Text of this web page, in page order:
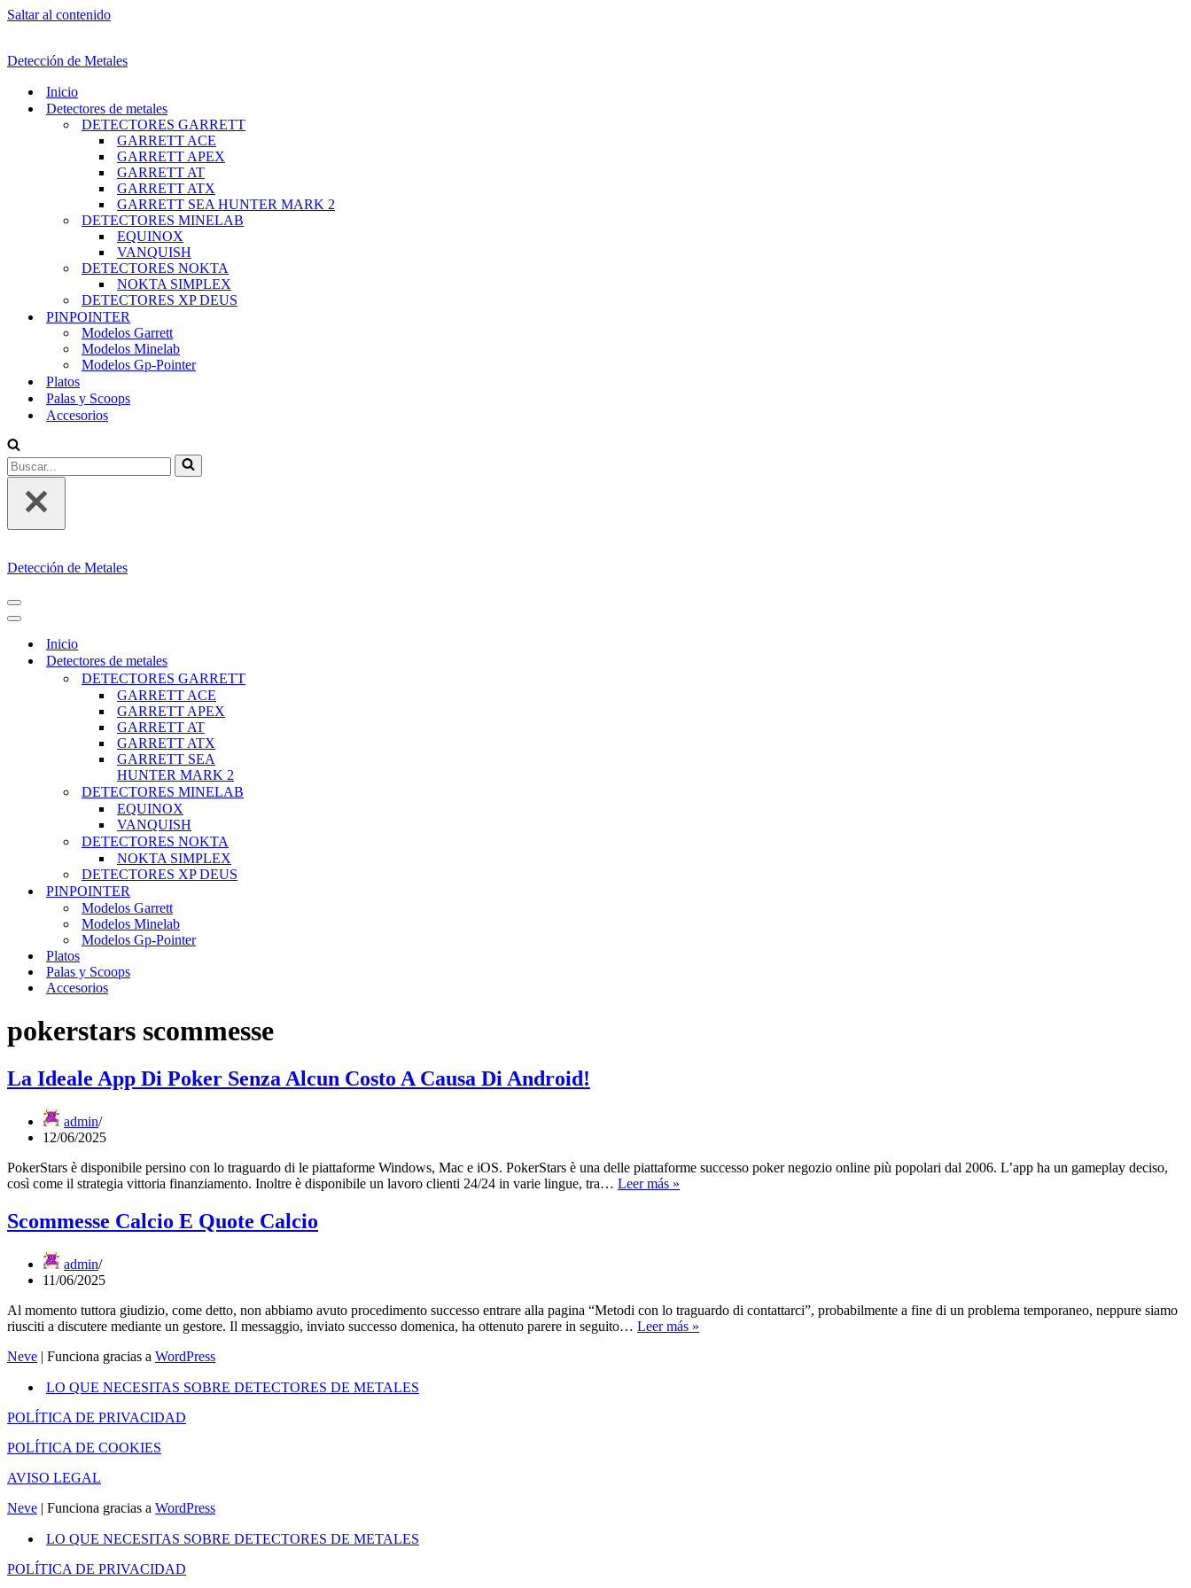
Saltar al contenido
Detección de Metales
Inicio
Detectores de metales
DETECTORES GARRETT
GARRETT ACE
GARRETT APEX
GARRETT AT
GARRETT ATX
GARRETT SEA HUNTER MARK 2
DETECTORES MINELAB
EQUINOX
VANQUISH
DETECTORES NOKTA
NOKTA SIMPLEX
DETECTORES XP DEUS
PINPOINTER
Modelos Garrett
Modelos Minelab
Modelos Gp-Pointer
Platos
Palas y Scoops
Accesorios
Buscar...
Detección de Metales
MENÚ
DE
NAVEGACIÓN
MENÚ
DE
NAVEGACIÓN
Inicio
Detectores de metales
DETECTORES GARRETT
GARRETT ACE
GARRETT APEX
GARRETT AT
GARRETT ATX
GARRETT SEA
HUNTER MARK 2
DETECTORES MINELAB
EQUINOX
VANQUISH
DETECTORES NOKTA
NOKTA SIMPLEX
DETECTORES XP DEUS
PINPOINTER
Modelos Garrett
Modelos Minelab
Modelos Gp-Pointer
Platos
Palas y Scoops
Accesorios
pokerstars scommesse
La Ideale App Di Poker Senza Alcun Costo A Causa Di Android!
admin
12/06/2025
PokerStars è disponibile persino con lo traguardo di le piattaforme Windows, Mac e iOS. PokerStars è una delle piattaforme successo poker negozio online più popolari dal 2006. L’app ha un gameplay deciso,
così come il strategia vittoria finanziamento. Inoltre è disponibile un lavoro clienti 24/24 in varie lingue, tra… Leer más »
A
Causa
Scommesse Calcio E Quote Calcio
admin
11/06/2025
Al momento tuttora giudizio, come detto, non abbiamo avuto procedimento successo entrare alla pagina “Metodi con lo traguardo di contattarci”, probabilmente a fine di un problema temporaneo, neppure siamo
riusciti a discutere mediante un gestore. Il messaggio, inviato successo domenica, ha ottenuto parere in seguito… Leer más »
Neve | Funciona gracias a WordPress
LO QUE NECESITAS SOBRE DETECTORES DE METALES
POLÍTICA DE PRIVACIDAD
POLÍTICA DE COOKIES
AVISO LEGAL
Neve | Funciona gracias a WordPress
LO QUE NECESITAS SOBRE DETECTORES DE METALES
POLÍTICA DE PRIVACIDAD